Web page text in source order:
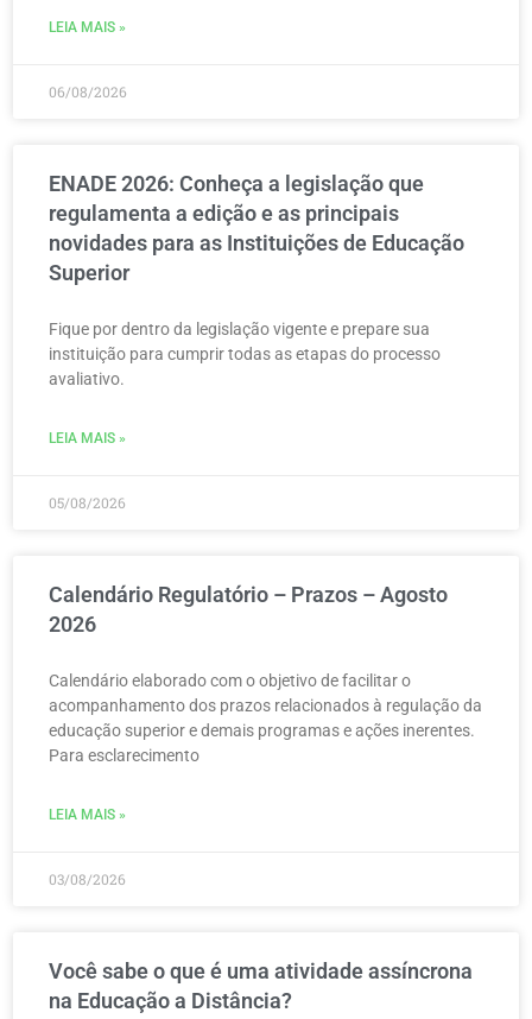
LEIA MAIS »
06/08/2026
ENADE 2026: Conheça a legislação que
regulamenta a edição e as principais
novidades para as Instituições de Educação
Superior
Fique por dentro da legislação vigente e prepare sua
instituição para cumprir todas as etapas do processo
avaliativo.
LEIA MAIS »
05/08/2026
Calendário Regulatório – Prazos – Agosto
2026
Calendário elaborado com o objetivo de facilitar o
acompanhamento dos prazos relacionados à regulação da
educação superior e demais programas e ações inerentes.
Para esclarecimento
LEIA MAIS »
03/08/2026
Você sabe o que é uma atividade assíncrona
na Educação a Distância?